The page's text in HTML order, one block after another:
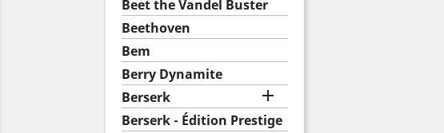
Beet the Vandel Buster
Beethoven
Bem
Berry Dynamite
Berserk

Berserk - Édition Prestige